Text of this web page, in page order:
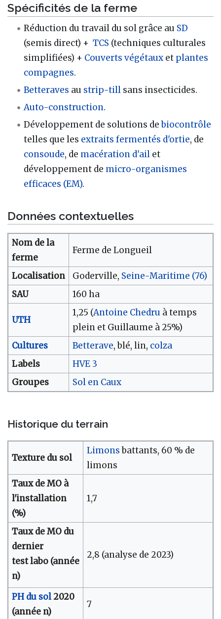
Spécificités de la ferme
Réduction du travail du sol grâce au SD
(semis direct) +TCS (techniques culturales
simplifiées) + Couverts végétaux et plantes
compagnes.
Betteraves au strip-till sans insecticides.
Auto-construction.
Développement de solutions debiocontrôle
telles que les extraits fermentés d'ortie, de
consoude, de macération d'ail et
développement de micro-organismes
efficaces (EM).
Données contextuelles
Nom de la
ferme
Ferme de Longueil
Localisation Goderville, Seine-Maritime (76)
SAU
160 ha
UTH
1,25 (Antoine Chedru à temps
plein et Guillaume à 25%)
Cultures
Betterave, blé, lin, colza
Labels
HVE 3
Groupes
Sol en Caux
Historique du terrain
Texture du sol
Limonsbattants, 60 % de
limons
Taux de MO à
l'installation
(%)
1,7
Taux de MO du
dernier
test labo (année
n)
2,8 (analyse de 2023)
PH du sol2020
(année n)
7